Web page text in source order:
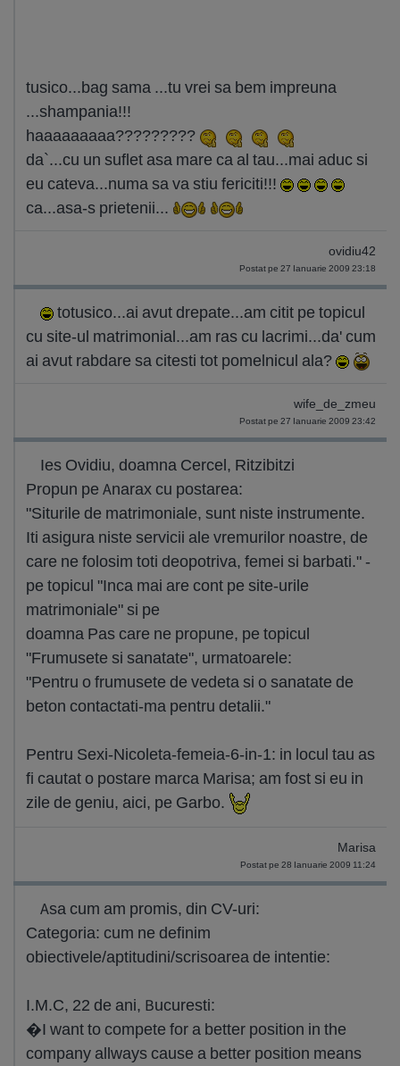
tusico...bag sama ...tu vrei sa bem impreuna
...shampania!!!
haaaaaaaaa?????????
da`...cu un suflet asa mare ca al tau...mai aduc si
eu cateva...numa sa va stiu fericiti!!!
ca...asa-s prietenii...
ovidiu42
Postat pe 27 Ianuarie 2009 23:18
totusico...ai avut drepate...am citit pe topicul
cu site-ul matrimonial...am ras cu lacrimi...da' cum
ai avut rabdare sa citesti tot pomelnicul ala?
wife_de_zmeu
Postat pe 27 Ianuarie 2009 23:42
Ies Ovidiu, doamna Cercel, Ritzibitzi
Propun pe Anarax cu postarea:
"Siturile de matrimoniale, sunt niste instrumente.
Iti asigura niste servicii ale vremurilor noastre, de
care ne folosim toti deopotriva, femei si barbati." -
pe topicul "Inca mai are cont pe site-urile
matrimoniale" si pe
doamna Pas care ne propune, pe topicul
"Frumusete si sanatate", urmatoarele:
"Pentru o frumusete de vedeta si o sanatate de
beton contactati-ma pentru detalii."
Pentru Sexi-Nicoleta-femeia-6-in-1: in locul tau as
fi cautat o postare marca Marisa; am fost si eu in
zile de geniu, aici, pe Garbo.
Marisa
Postat pe 28 Ianuarie 2009 11:24
Asa cum am promis, din CV-uri:
Categoria: cum ne definim
obiectivele/aptitudini/scrisoarea de intentie:
I.M.C, 22 de ani, Bucuresti:
�I want to compete for a better position in the
company allways cause a better position means